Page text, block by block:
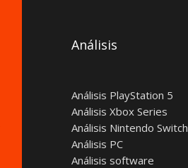
Análisis
Análisis PlayStation 5
Análisis Xbox Series
Análisis Nintendo Switch
Análisis PC
Análisis software